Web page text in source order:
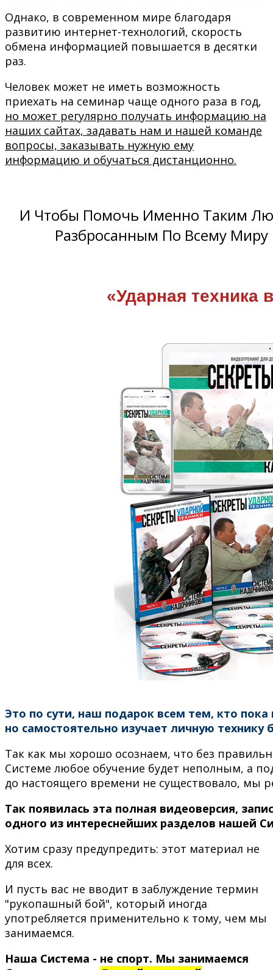
Однако, в современном мире благодаря
развитию интернет-технологий, скорость
обмена информацией повышается в десятки
раз.
Человек может не иметь возможность
приехать на семинар чаще одного раза в год,
но может регулярно получать информацию на
наших сайтах, задавать нам и нашей команде
вопросы, заказывать нужную ему
информацию и обучаться дистанционно.
И Чтобы Помочь Именно Таким
Разбросанным По Всему
«Ударная техника
Это по сути, наш подарок всем тем, кто
но самостоятельно изучает личную
Так как мы хорошо осознаем, что без
Системе любое обучение будет неполным, а
до настоящего времени не существовало, мы
Так появилась эта полная видеоверсия,
одного из интереснейших разделов нашей
Хотим сразу предупредить: этот материал не
для всех.
И пусть вас не вводит в заблуждение термин
"рукопашный бой", который иногда
употребляется применительно к тому, чем мы
занимаемся.
Наша Система - не спорт. Мы занимаемся